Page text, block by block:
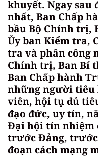
khuyết. Ngay
nhất, Ban Chấp
bầu Bộ Chính trị,
Ủy ban Kiểm tra,
tra và phân công
Chính trị, Ban Bí
Ban Chấp hành
những người tiêu
viên, hội tụ đủ
đạo đức, uy tín,
Đại hội tín nhiệm
trước Đảng,
đoạn cách mạng